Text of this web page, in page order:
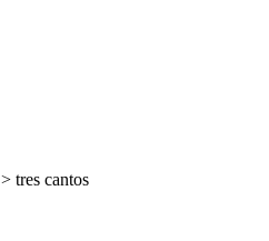
> tres cantos